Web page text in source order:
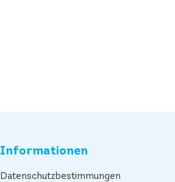
Informationen
Datenschutzbestimmungen